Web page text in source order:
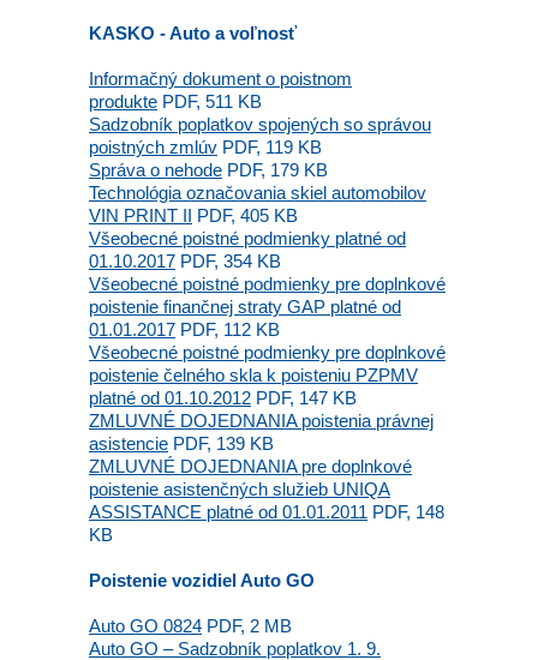
KASKO - Auto a voľnosť
Informačný dokument o poistnom
produkte PDF, 511 KB
Sadzobník poplatkov spojených so správou
poistných zmlúv PDF, 119 KB
Správa o nehode PDF, 179 KB
Technológia označovania skiel automobilov
VIN PRINT II PDF, 405 KB
Všeobecné poistné podmienky platné od
01.10.2017 PDF, 354 KB
Všeobecné poistné podmienky pre doplnkové
poistenie finančnej straty GAP platné od
01.01.2017 PDF, 112 KB
Všeobecné poistné podmienky pre doplnkové
poistenie čelného skla k poisteniu PZPMV
platné od 01.10.2012 PDF, 147 KB
ZMLUVNÉ DOJEDNANIA poistenia právnej
asistencie PDF, 139 KB
ZMLUVNÉ DOJEDNANIA pre doplnkové
poistenie asistenčných služieb UNIQA
ASSISTANCE platné od 01.01.2011 PDF, 148
KB
Poistenie vozidiel Auto GO
Auto GO 0824 PDF, 2 MB
Auto GO – Sadzobník poplatkov 1. 9.